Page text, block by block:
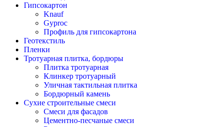
Гипсокартон
Knauf
Gyproc
Профиль для гипсокартона
Геотекстиль
Пленки
Тротуарная плитка, бордюры
Плитка тротуарная
Клинкер тротуарный
Уличная тактильная плитка
Бордюрный камень
Сухие строительные смеси
Смеси для фасадов
Цементно-песчаные смеси